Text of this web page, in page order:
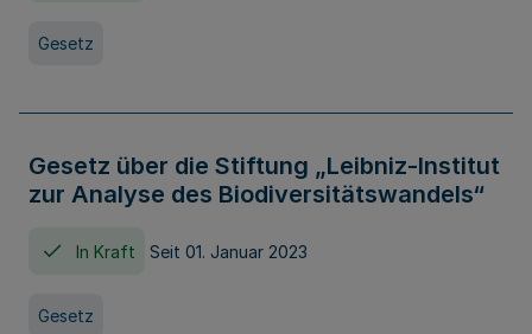
Gesetz
Gesetz über die Stiftung „Leibniz-Institut
zur Analyse des Biodiversitätswandels“
In Kraft Seit 01. Januar 2023
Gesetz